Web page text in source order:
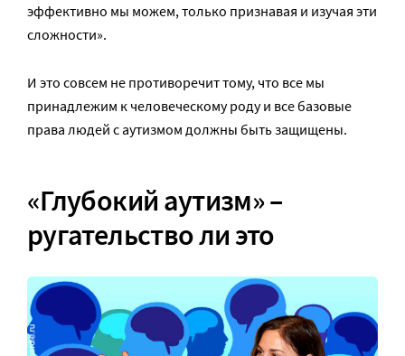
эффективно мы можем, только признавая и изучая эти
сложности».
И это совсем не противоречит тому, что все мы
принадлежим к человеческому роду и все базовые
права людей с аутизмом должны быть защищены.
«Глубокий аутизм» –
ругательство ли это